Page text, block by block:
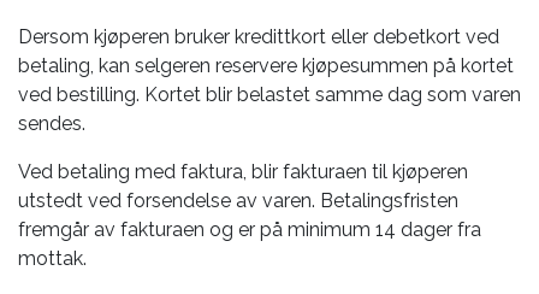
Dersom kjøperen bruker kredittkort eller debetkort ved
betaling, kan selgeren reservere kjøpesummen på kortet
ved bestilling. Kortet blir belastet samme dag som varen
sendes.
Ved betaling med faktura, blir fakturaen til kjøperen
utstedt ved forsendelse av varen. Betalingsfristen
fremgår av fakturaen og er på minimum 14 dager fra
mottak.